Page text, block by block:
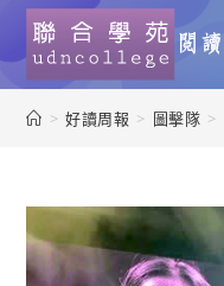
> 好讀周報 > 圖擊隊 >